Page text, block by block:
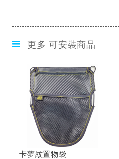
更多 可安裝商品
卡夢紋置物袋